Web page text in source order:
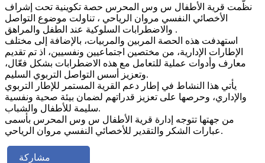
نظّمت قرية الأطفال س وس المحرس حصة تكوينية تحت إشراف
الأخصائي النفسي مروان الرياحي ، تناولت موضوع التواصل
والاضطرابات السلوكية عند الطفل والمراهق .
استهدفت هذه الحصة المربين والمربيات، بالإضافة إلى مختلف
الإطارات الإدارية، من مختصين اجتماعيين ونفسيين، اذ تم تقديم
معارف وأدوات عملية للتعامل مع هذه الاضطرابات بشكل فعّال،
وتعزيز أسس التواصل التربوي السليم.
يأتي هذا النشاط في إطار دعم القرية المستمر للإطار التربوي
والإداري، وحرصها على تعزيز قدراتهم لضمان بيئة صحية ونفسية
سليمة للأطفال والشباب.
من جهتها تتوجه إدارة قرية الأطفال س وس المحرس بأسمى
عبارات الشكر والتقدير للأخصائي النفسي مروان الرياحي.
مشاركة